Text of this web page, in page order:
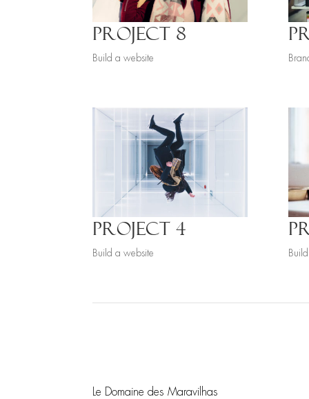
PROJECT 8
Build a website
PROJECT 4
Build a website
Le Domaine des Maravilhas